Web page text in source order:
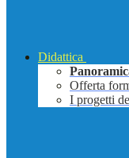
Didattica
Offerta
I progetti